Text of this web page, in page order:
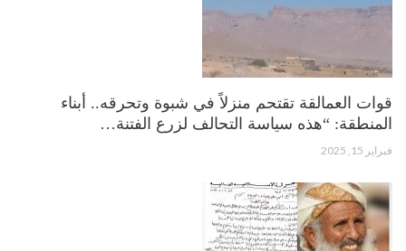
قوات العمالقة تقتحم منزلاً في شبوة وتحرقه.. أبناء
المنطقة: “هذه سياسة التحالف لزرع الفتنة…
فبراير 15, 2025